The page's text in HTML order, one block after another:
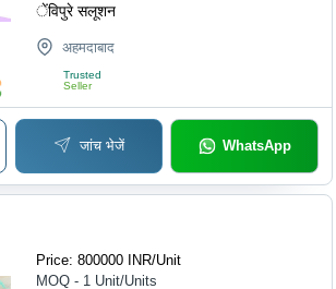
ेंविपुरे सलूशन
अहमदाबाद
Trusted
Seller
जांच भेजें WhatsApp
Price: 800000 INR/Unit
MOQ - 1 Unit/Units